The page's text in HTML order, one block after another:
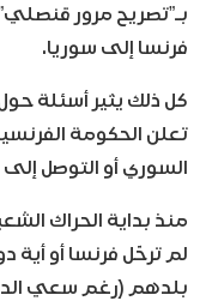
بـ”تصريح مرور
فرنسا إلى سوريا.
كل ذلك يثير أسئلة
تعلن الحكومة
السوري أو التوصل إلى
لم ترحّل فرنسا أو أية
بلدهم (رغم سعي